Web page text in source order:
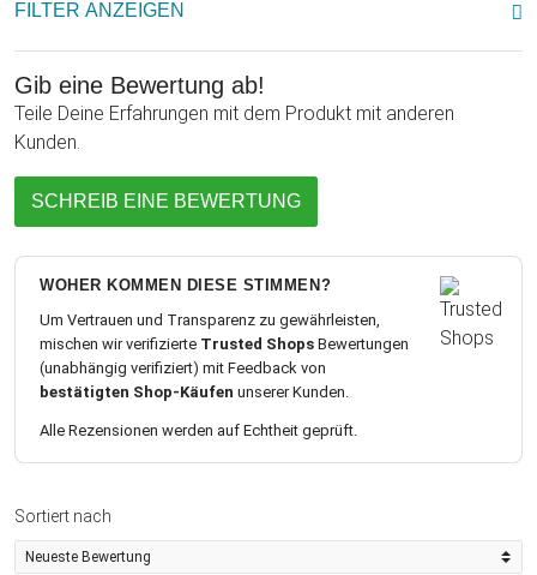
FILTER ANZEIGEN
Gib eine Bewertung ab!
Teile Deine Erfahrungen mit dem Produkt mit anderen
Kunden.
SCHREIB EINE BEWERTUNG
WOHER KOMMEN DIESE STIMMEN?
Um Vertrauen und Transparenz zu gewährleisten,
mischen wir verifizierte Trusted Shops Bewertungen
(unabhängig verifiziert) mit Feedback von
bestätigten Shop-Käufen unserer Kunden.
Alle Rezensionen werden auf Echtheit geprüft.
Sortiert nach